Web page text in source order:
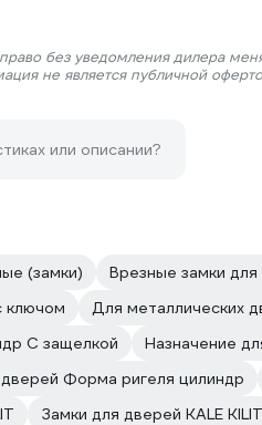
без уведомления дилера
не является публичной
или описании?
(замки) Врезные замки для
ключом Для металлических
С защелкой Назначение
Форма ригеля цилиндр
Замки для дверей KALE KILIT